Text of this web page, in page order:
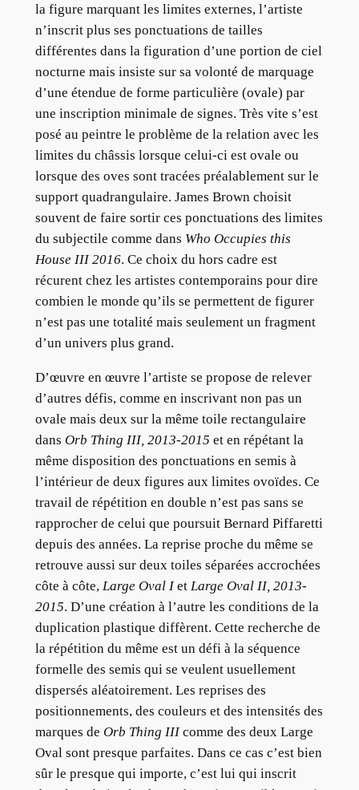
la figure marquant les limites externes, l’artiste
n’inscrit plus ses ponctuations de tailles
différentes dans la figuration d’une portion de ciel
nocturne mais insiste sur sa volonté de marquage
d’une étendue de forme particulière (ovale) par
une inscription minimale de signes. Très vite s’est
posé au peintre le problème de la relation avec les
limites du châssis lorsque celui-ci est ovale ou
lorsque des oves sont tracées préalablement sur le
support quadrangulaire. James Brown choisit
souvent de faire sortir ces ponctuations des limites
du subjectile comme dans Who Occupies this
House III 2016. Ce choix du hors cadre est
récurent chez les artistes contemporains pour dire
combien le monde qu’ils se permettent de figurer
n’est pas une totalité mais seulement un fragment
d’un univers plus grand.
D’œuvre en œuvre l’artiste se propose de relever
d’autres défis, comme en inscrivant non pas un
ovale mais deux sur la même toile rectangulaire
dans Orb Thing III, 2013-2015 et en répétant la
même disposition des ponctuations en semis à
l’intérieur de deux figures aux limites ovoïdes. Ce
travail de répétition en double n’est pas sans se
rapprocher de celui que poursuit Bernard Piffaretti
depuis des années. La reprise proche du même se
retrouve aussi sur deux toiles séparées accrochées
côte à côte, Large Oval Iet Large Oval II, 2013-
2015. D’une création à l’autre les conditions de la
duplication plastique diffèrent. Cette recherche de
la répétition du même est un défi à la séquence
formelle des semis qui se veulent usuellement
dispersés aléatoirement. Les reprises des
positionnements, des couleurs et des intensités des
marques de Orb Thing IIIcomme des deux Large
Oval sont presque parfaites. Dans ce cas c’est bien
sûr le presque qui importe, c’est lui qui inscrit